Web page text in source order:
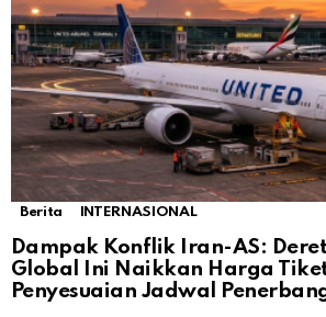
Berita INTERNASIONAL
Dampak Konflik Iran-AS:
Global Ini Naikkan Harga
Penyesuaian Jadwal